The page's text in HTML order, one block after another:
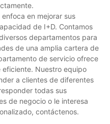
en mejorar sus
de I+D. Contamos
departamentos para
de una amplia cartera de
de servicio ofrece
Nuestro equipo
a clientes de diferentes
todas sus
de negocio o le interesa
contáctenos.